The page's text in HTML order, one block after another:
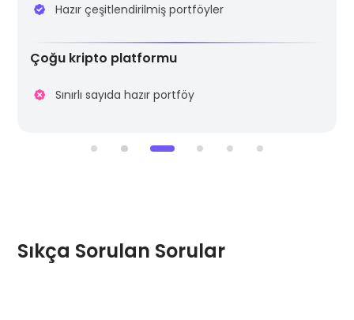
Yeni başlayanlar ve uzmanlar için ideal
Dakikalar içinde kurulumu kolay
Hazır çeşitlendirilmiş portföyler
Çoğu kripto platformu
Öğrenmenin Zorlu Süreci
Zorlu doğrulama süreci
Sınırlı sayıda hazır portföy
Sıkça Sorulan Sorular